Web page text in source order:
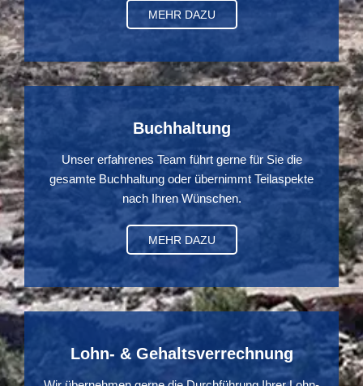
MEHR DAZU
Buchhaltung
Unser erfahrenes Team führt gerne für Sie die
gesamte Buchhaltung oder übernimmt Teilaspekte
nach Ihren Wünschen.
MEHR DAZU
Lohn- & Gehaltsverrechnung